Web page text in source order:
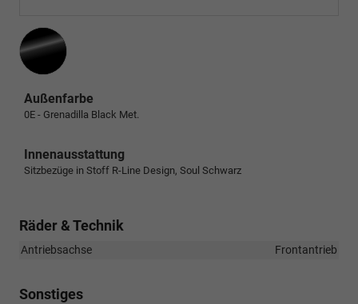
Außenfarbe
0E - Grenadilla Black Met.
Innenausstattung
Sitzbezüge in Stoff R-Line Design, Soul Schwarz
Räder & Technik
Antriebsachse Frontantrieb
Sonstiges